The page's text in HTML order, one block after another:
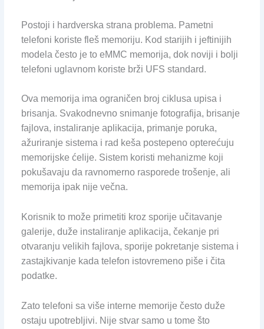
Postoji i hardverska strana problema. Pametni
telefoni koriste fleš memoriju. Kod starijih i jeftinijih
modela često je to eMMC memorija, dok noviji i bolji
telefoni uglavnom koriste brži UFS standard.
Ova memorija ima ograničen broj ciklusa upisa i
brisanja. Svakodnevno snimanje fotografija, brisanje
fajlova, instaliranje aplikacija, primanje poruka,
ažuriranje sistema i rad keša postepeno opterećuju
memorijske ćelije. Sistem koristi mehanizme koji
pokušavaju da ravnomerno rasporede trošenje, ali
memorija ipak nije večna.
Korisnik to može primetiti kroz sporije učitavanje
galerije, duže instaliranje aplikacija, čekanje pri
otvaranju velikih fajlova, sporije pokretanje sistema i
zastajkivanje kada telefon istovremeno piše i čita
podatke.
Zato telefoni sa više interne memorije često duže
ostaju upotrebljivi. Nije stvar samo u tome što